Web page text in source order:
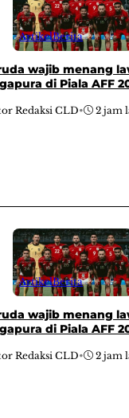
ArtikelBerita
wajib menang
di Piala AFF
Redaksi CLD• 2 jam
ArtikelBerita
wajib menang
di Piala AFF
Redaksi CLD• 2 jam